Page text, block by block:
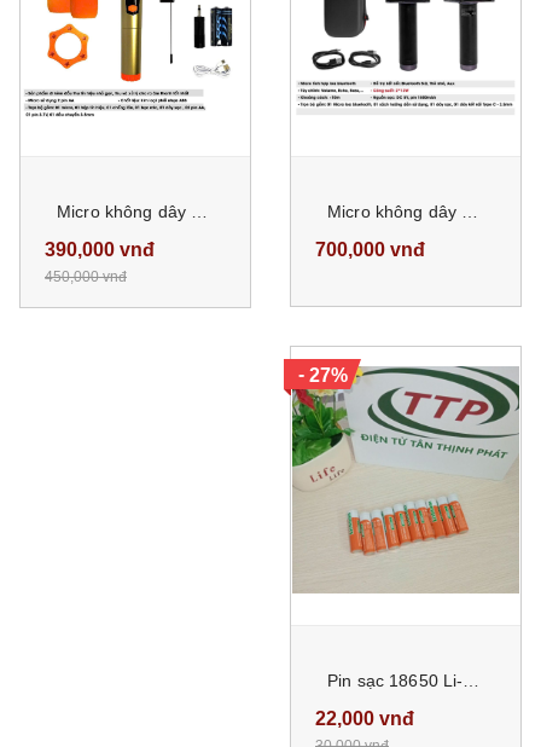
390,000 vnđ
450,000 vnđ
700,000 vnđ
-27%
22,000 vnđ